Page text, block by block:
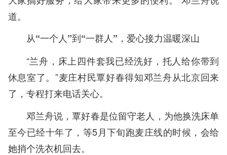
道。
从“一个人”到“一群人”，爱心接力温暖深山
“兰舟，床上四件套我已经洗好，托人给你带到
休息室了。”麦庄村民覃好春得知邓兰舟从北京回来
了，专程打来电话关心。
邓兰舟说，覃好春是位留守老人，为他换洗床单
至今已经十年了，等5月下旬跑麦庄线的时候，会给
她捎个洗衣机回去。